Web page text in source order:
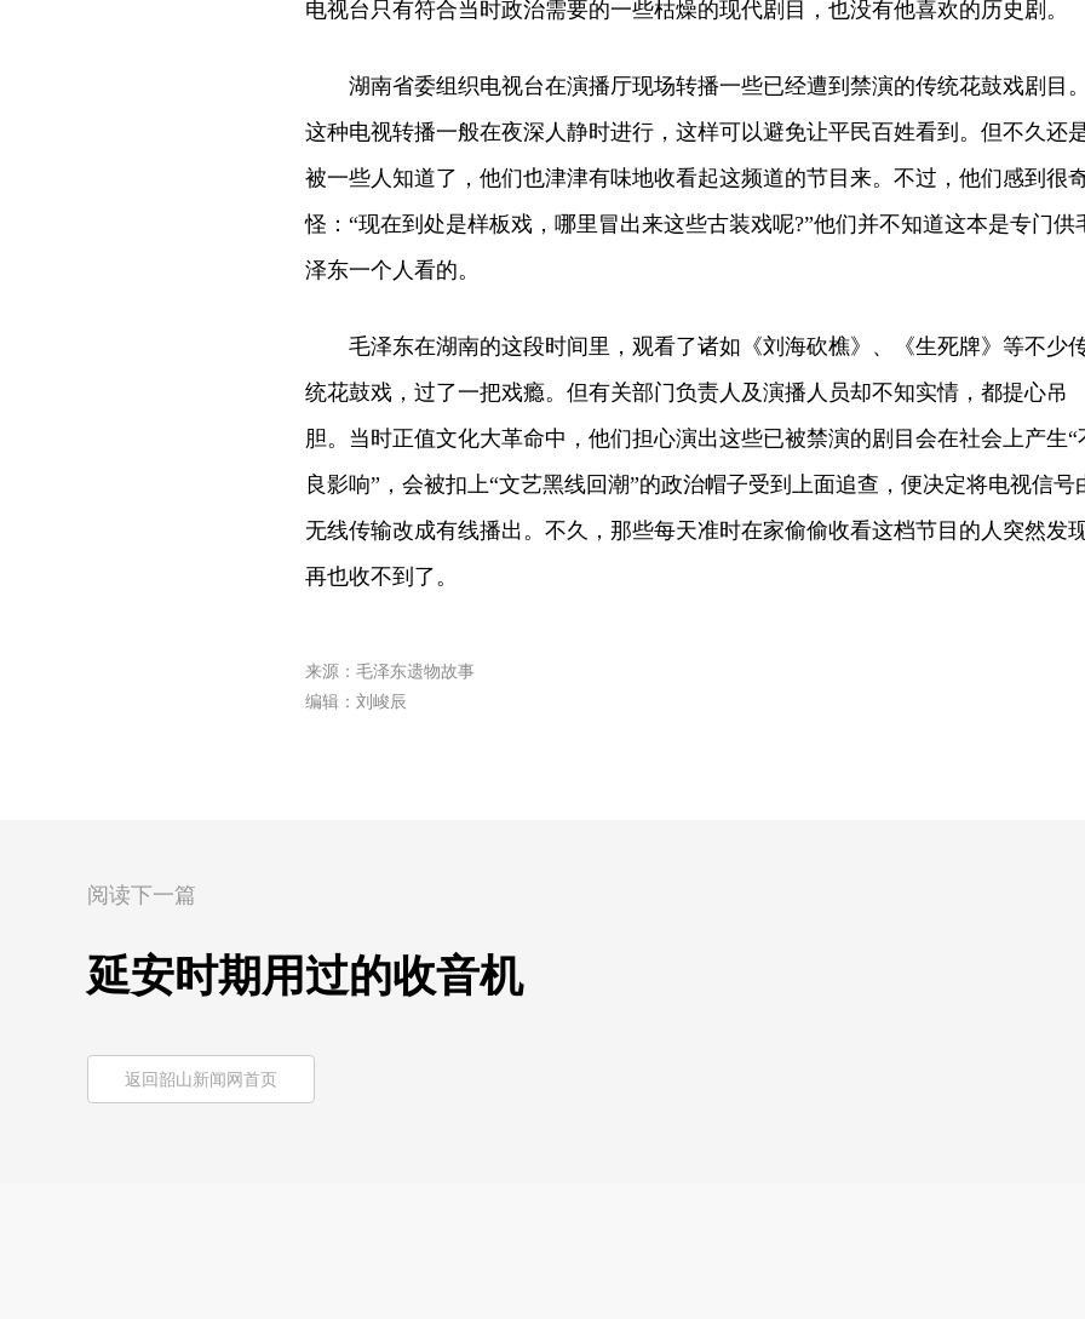
电视台只有符合当时政治需要的一些枯燥的现代剧目，也没有他喜欢的历史剧。
湖南省委组织电视台在演播厅现场转播一些已经遭到禁演的传统花鼓戏剧目。
这种电视转播一般在夜深人静时进行，这样可以避免让平民百姓看到。但不久还
被一些人知道了，他们也津津有味地收看起这频道的节目来。不过，他们感到很
怪：“现在到处是样板戏，哪里冒出来这些古装戏呢?”他们并不知道这本是专门供
泽东一个人看的。
毛泽东在湖南的这段时间里，观看了诸如《刘海砍樵》、《生死牌》等不少
统花鼓戏，过了一把戏瘾。但有关部门负责人及演播人员却不知实情，都提心吊
胆。当时正值文化大革命中，他们担心演出这些已被禁演的剧目会在社会上产生“
良影响”，会被扣上“文艺黑线回潮”的政治帽子受到上面追查，便决定将电视信号
无线传输改成有线播出。不久，那些每天准时在家偷偷收看这档节目的人突然发
再也收不到了。
来源：毛泽东遗物故事
编辑：刘峻辰
阅读下一篇
延安时期用过的收音机
返回韶山新闻网首页